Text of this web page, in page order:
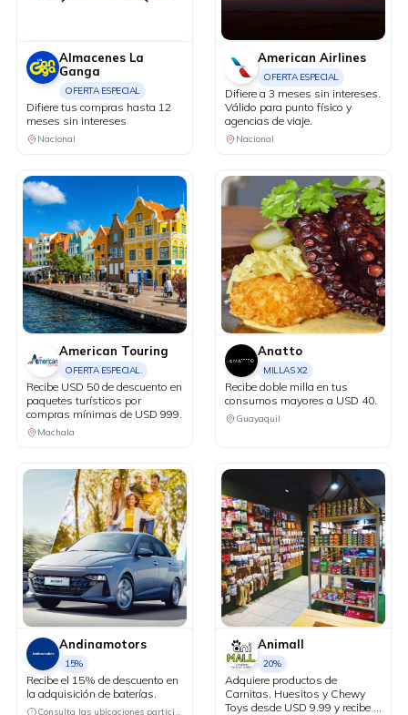
Almacenes La
Ganga
OFERTA ESPECIAL
Difiere tus compras hasta 12
meses sin intereses
Nacional
American Airlines
OFERTA ESPECIAL
Difiere a 3 meses sin intereses.
Válido para punto físico y
agencias de viaje.
Nacional
American Touring
OFERTA ESPECIAL.
Recibe USD 50 de descuento en
paquetes turísticos por
compras mínimas de USD 999.
Machala
Anatto
MILLAS X2
Recibe doble milla en tus
consumos mayores a USD 40.
Guayaquil
Andinamotors
15%
Recibe el 15% de descuento en
la adquisición de baterías.
Consulta las ubicaciones participantes
Animall
20%
Adquiere productos de
Carnitas, Huesitos y Chewy
Toys desde USD 9.99 y recibe el